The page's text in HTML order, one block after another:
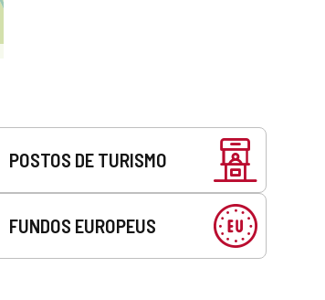
POSTOS DE TURISMO
FUNDOS EUROPEUS